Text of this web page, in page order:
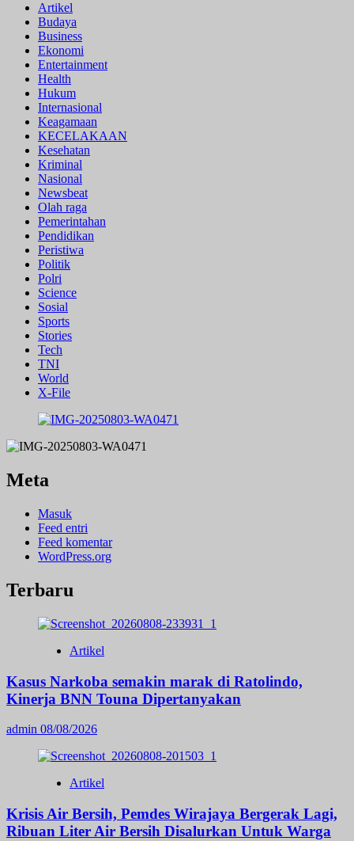
Artikel
Budaya
Business
Ekonomi
Entertainment
Health
Hukum
Internasional
Keagamaan
KECELAKAAN
Kesehatan
Kriminal
Nasional
Newsbeat
Olah raga
Pemerintahan
Pendidikan
Peristiwa
Politik
Polri
Science
Sosial
Sports
Stories
Tech
TNI
World
X-File
Meta
Masuk
Feed entri
Feed komentar
WordPress.org
Terbaru
Artikel
Kasus Narkoba semakin marak di Ratolindo,
Kinerja BNN Touna Dipertanyakan
admin 08/08/2026
Artikel
Krisis Air Bersih, Pemdes Wirajaya Bergerak Lagi,
Ribuan Liter Air Bersih Disalurkan Untuk Warga